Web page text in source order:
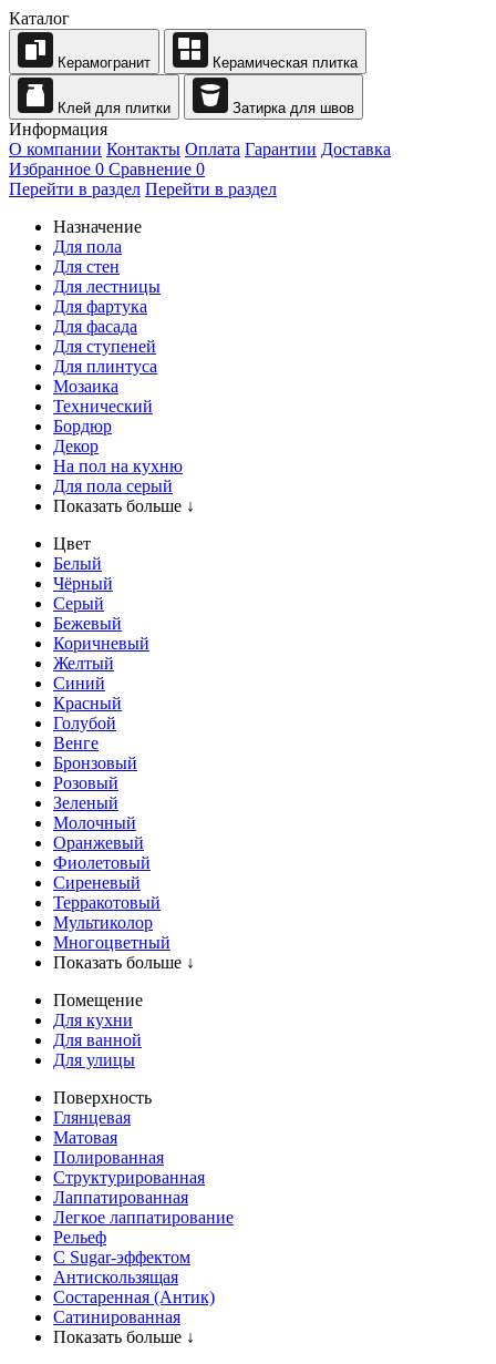
Каталог
Керамогранит Керамическая плитка
Клей для плитки Затирка для швов
Информация
О компании Контакты Оплата Гарантии Доставка
Избранное 0 Сравнение 0
Перейти в раздел Перейти в раздел
Назначение
Для пола
Для стен
Для лестницы
Для фартука
Для фасада
Для ступеней
Для плинтуса
Мозаика
Технический
Бордюр
Декор
На пол на кухню
Для пола серый
Показать больше ↓
Цвет
Белый
Чёрный
Серый
Бежевый
Коричневый
Желтый
Синий
Красный
Голубой
Венге
Бронзовый
Розовый
Зеленый
Молочный
Оранжевый
Фиолетовый
Сиреневый
Терракотовый
Мультиколор
Многоцветный
Показать больше ↓
Помещение
Для кухни
Для ванной
Для улицы
Поверхность
Глянцевая
Матовая
Полированная
Структурированная
Лаппатированная
Легкое лаппатирование
Рельеф
С Sugar-эффектом
Антискользящая
Состаренная (Антик)
Сатинированная
Показать больше ↓